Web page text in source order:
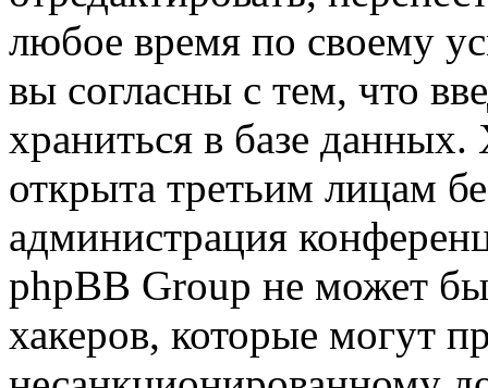
любое время по своему
вы согласны с тем, что
храниться в базе
открыта третьим лицам
администрация
phpBB Group не может
хакеров, которые могут